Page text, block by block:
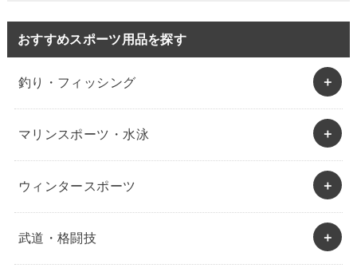
おすすめスポーツ用品を探す
釣り・フィッシング
マリンスポーツ・水泳
ウィンタースポーツ
武道・格闘技